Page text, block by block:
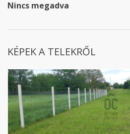
Nincs megadva
KÉPEK A TELEKRŐL